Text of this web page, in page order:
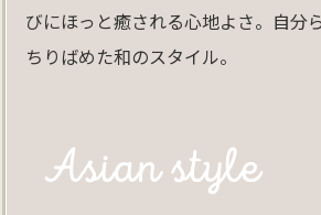
びにほっと癒される心地よさ。自分
ちりばめた和のスタイル。